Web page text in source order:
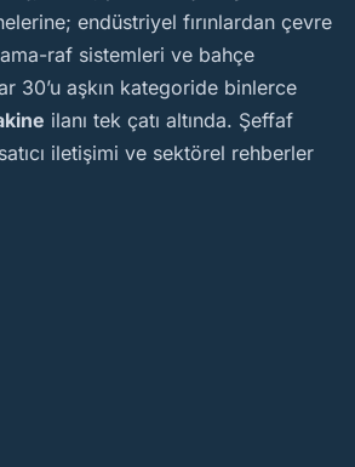
endüstriyel fırınlardan çevre
raf sistemleri ve bahçe
30’u aşkın kategoride binlerce
ilanı tek çatı altında. Şeffaf
iletişimi ve sektörel rehberler